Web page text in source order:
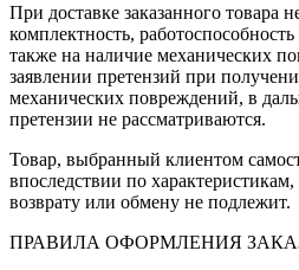
При доставке заказанного товара
комплектность,
также на наличие механических
заявлении претензий при
механических повреждений, в
претензии не рассматриваются.
Товар, выбранный клиентом
впоследствии по
возврату или обмену не подлежит.
ПРАВИЛА ОФОРМЛЕНИЯ